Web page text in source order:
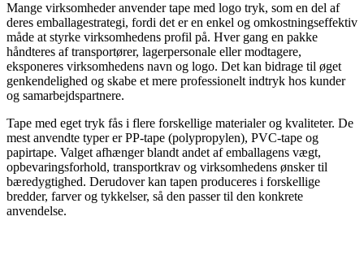
Mange virksomheder anvender tape med logo tryk, som en del af
deres emballagestrategi, fordi det er en enkel og omkostningseffektiv
måde at styrke virksomhedens profil på. Hver gang en pakke
håndteres af transportører, lagerpersonale eller modtagere,
eksponeres virksomhedens navn og logo. Det kan bidrage til øget
genkendelighed og skabe et mere professionelt indtryk hos kunder
og samarbejdspartnere.
Tape med eget tryk fås i flere forskellige materialer og kvaliteter. De
mest anvendte typer er PP-tape (polypropylen), PVC-tape og
papirtape. Valget afhænger blandt andet af emballagens vægt,
opbevaringsforhold, transportkrav og virksomhedens ønsker til
bæredygtighed. Derudover kan tapen produceres i forskellige
bredder, farver og tykkelser, så den passer til den konkrete
anvendelse.